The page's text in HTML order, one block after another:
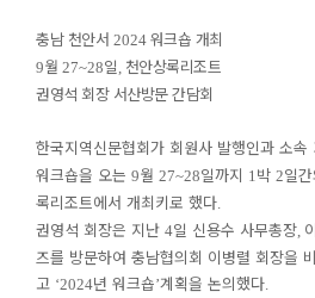
충남 천안서 2024 워크숍 개최
9월 27~28일 , 천안상록리조트
권영석 회장 서산방문 간담회
한국지역신문협회가 회원사 발행인과 소속
워크숍을 오는 9월 27~28일까지 1박 2일
록리조트에서 개최키로 했다.
권영석 회장은 지난 4일 신용수 사무총장,
즈를 방문하여 충남협의회 이병렬 회장을
고 ‘2024년 워크숍’계획을 논의했다.